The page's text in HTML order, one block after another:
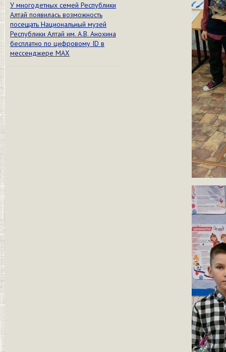
У многодетных семей Республики
Алтай появилась возможность
посещать Национальный музей
Республики Алтай им. А.В. Анохина
бесплатно по цифровому ID в
мессенджере МАХ